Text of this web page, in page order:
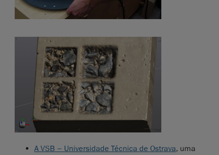
A VSB – Universidade Técnica de Ostrava, uma